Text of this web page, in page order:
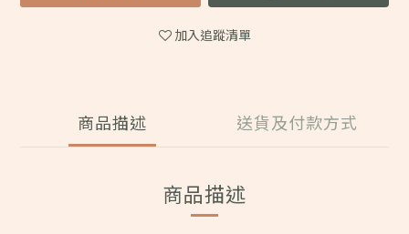
加入追蹤清單
商品描述 送貨及付款方式
商品描述